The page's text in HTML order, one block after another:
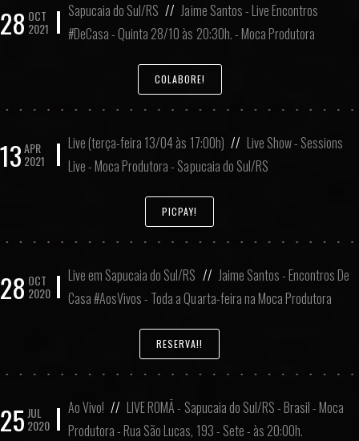
28 OCT
2021
Sapucaia do Sul/RS // Jaime Santos - Live Encontros
#DeCasa - Quinta 28/10 às 20:30h. - Moca Produtora
COLABORE!
13APR
2021
Live (terça-feira 13/04 às 17:00h) // Live Show - Sessions
Live - Moca Produtora - Sapucaia do Sul/RS
PICPAY!
28 OCT
2020
Live em Sapucaia do Sul/RS // Jaime Santos - Encontros De
Casa #AosVivos - Toda a Quarta-feira na Moca Produtora
RESERVA!!
25 JUL
2020
Ao Vivo! // LIVE ROMÃ - Sapucaia do Sul/RS - Brasil - Moca
Produtora - Rua São Lucas, 193 - Sete - às 20:00h.